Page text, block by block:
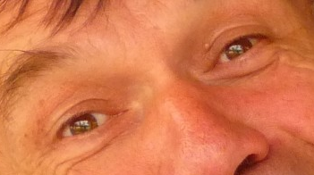
stages Paris gestalt